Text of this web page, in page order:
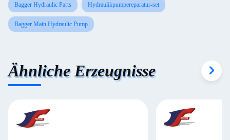
Bagger Hydraulic Parts Hydraulikpumpereparatur-set
Bagger Main Hydraulic Pump
Ähnliche Erzeugnisse